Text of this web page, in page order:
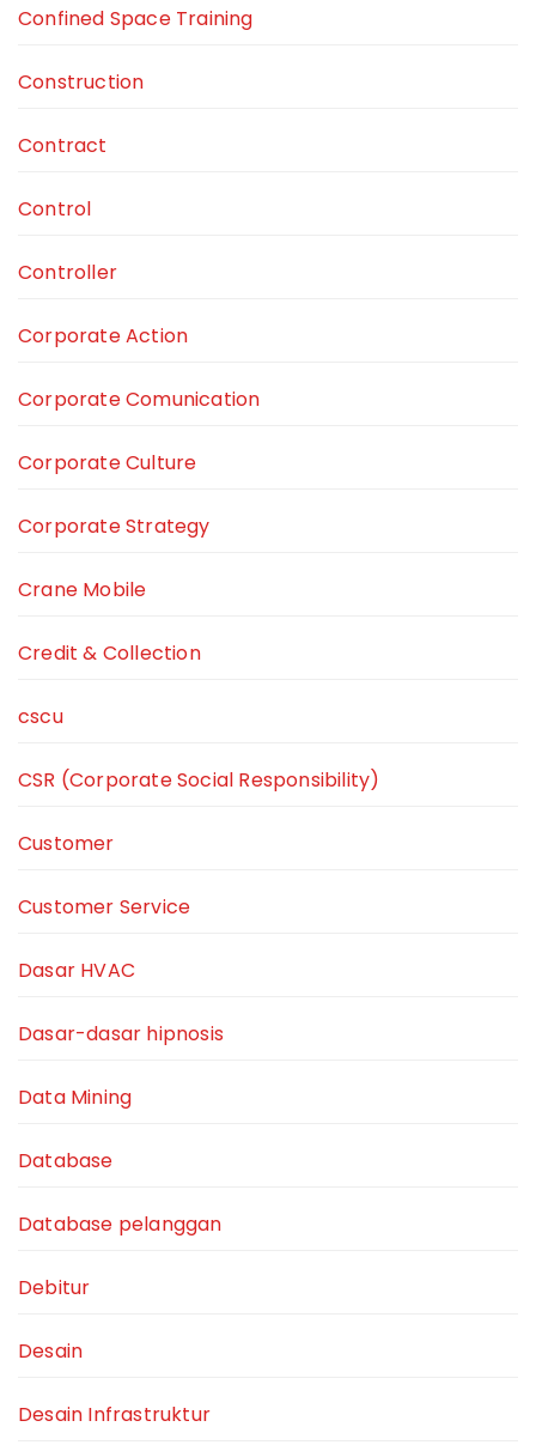
Confined Space Training
Construction
Contract
Control
Controller
Corporate Action
Corporate Comunication
Corporate Culture
Corporate Strategy
Crane Mobile
Credit & Collection
cscu
CSR (Corporate Social Responsibility)
Customer
Customer Service
Dasar HVAC
Dasar-dasar hipnosis
Data Mining
Database
Database pelanggan
Debitur
Desain
Desain Infrastruktur